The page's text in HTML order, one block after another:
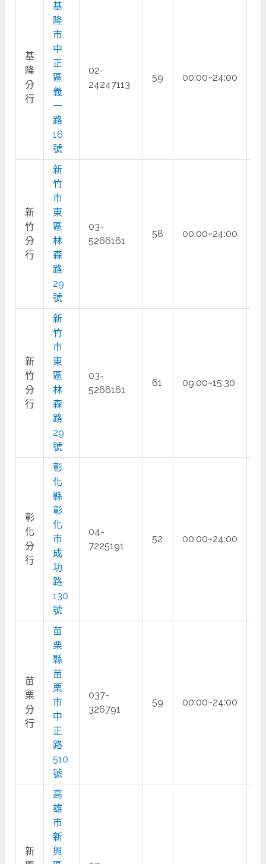
基
隆
分
行
基
隆
市
中
正
區
義
一
路
16
號
02-
24247113
59 00:00~24:00
新
竹
分
行
新
竹
市
東
區
林
森
路
29
號
03-
5266161
58 00:00~24:00
新
竹
分
行
新
竹
市
東
區
林
森
路
29
號
03-
5266161
61 09:00~15:30
彰
化
分
行
彰
化
縣
彰
化
市
成
功
路
130
號
04-
7225191
52 00:00~24:00
苗
栗
分
行
苗
栗
縣
苗
栗
市
中
正
路
510
號
037-
326791
59 00:00~24:00
新
高
雄
市
新
興